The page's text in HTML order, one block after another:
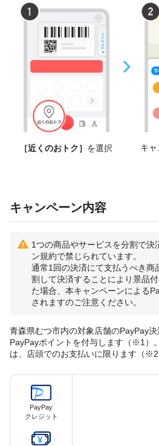
［近くのおトク］ を選択 キ
キャンペーン内容
1つの商品やサービスを分割で決
ン規約で禁じられています。
通常1回の決済にて支払うべき商
割して決済することにより景品
た場合、本キャンペーンによる
されますのご注意ください。
青森県むつ市内の対象店舗のPayPay
PayPayポイントを付与します（※1）
は、店頭でのお支払いに限ります（※2
PayPay
クレジット